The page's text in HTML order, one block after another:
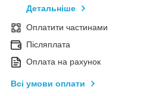
Детальніше
Оплатити частинами
Післяплата
Оплата на рахунок
Всі умови оплати